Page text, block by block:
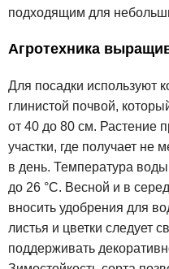
подходящим для
Агротехника
Для посадки используют
глинистой почвой,
от 40 до 80 см. Растение
участки, где получает не
в день. Температура
до 26 °C. Весной и в
вносить удобрения для
листья и цветки следует
поддерживать